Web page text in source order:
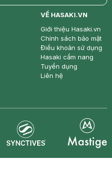
price
VỀ HASAKI.VN
Giới thiệu Hasaki.vn
Chính sách bảo mật
Điều khoản sử dụng
Hasaki cẩm nang
Tuyển dụng
Liên hệ